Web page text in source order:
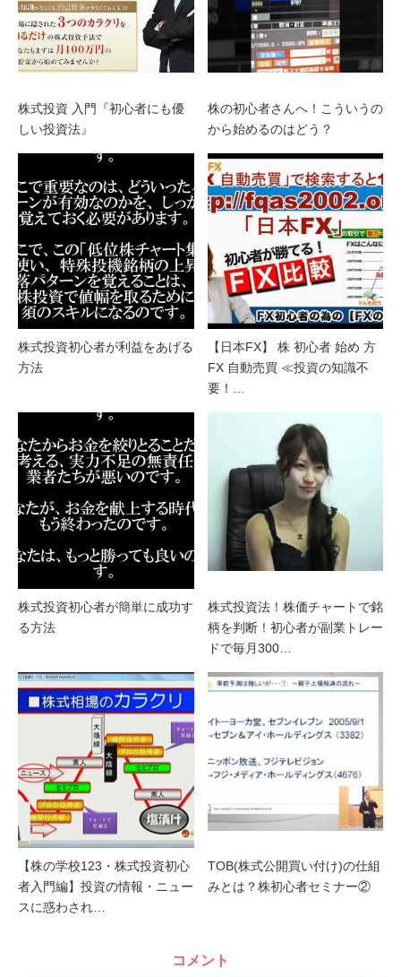
株式投資 入門『初心者にも優
しい投資法』
株の初心者さんへ！こういうの
から始めるのはどう？
株式投資初心者が利益をあげる
方法
【日本FX】 株 初心者 始め 方
FX 自動売買 ≪投資の知識不
要！…
株式投資初心者が簡単に成功す
る方法
株式投資法！株価チャートで銘
柄を判断！初心者が副業トレー
ドで毎月300…
【株の学校123・株式投資初心
者入門編】投資の情報・ニュー
スに惑わされ…
TOB(株式公開買い付け)の仕組
みとは？株初心者セミナー②
コメント